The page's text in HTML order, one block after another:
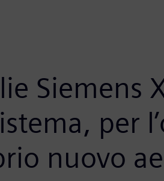
Siemens
per
nuovo